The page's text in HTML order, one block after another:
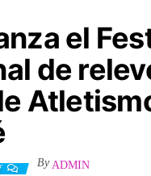
el
de
By ADMIN